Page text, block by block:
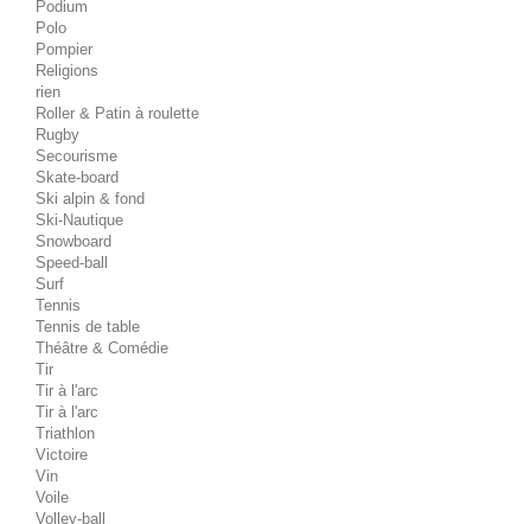
Podium
Polo
Pompier
Religions
rien
Roller & Patin à roulette
Rugby
Secourisme
Skate-board
Ski alpin & fond
Ski-Nautique
Snowboard
Speed-ball
Surf
Tennis
Tennis de table
Théâtre & Comédie
Tir
Tir à l'arc
Tir à l'arc
Triathlon
Victoire
Vin
Voile
Volley-ball